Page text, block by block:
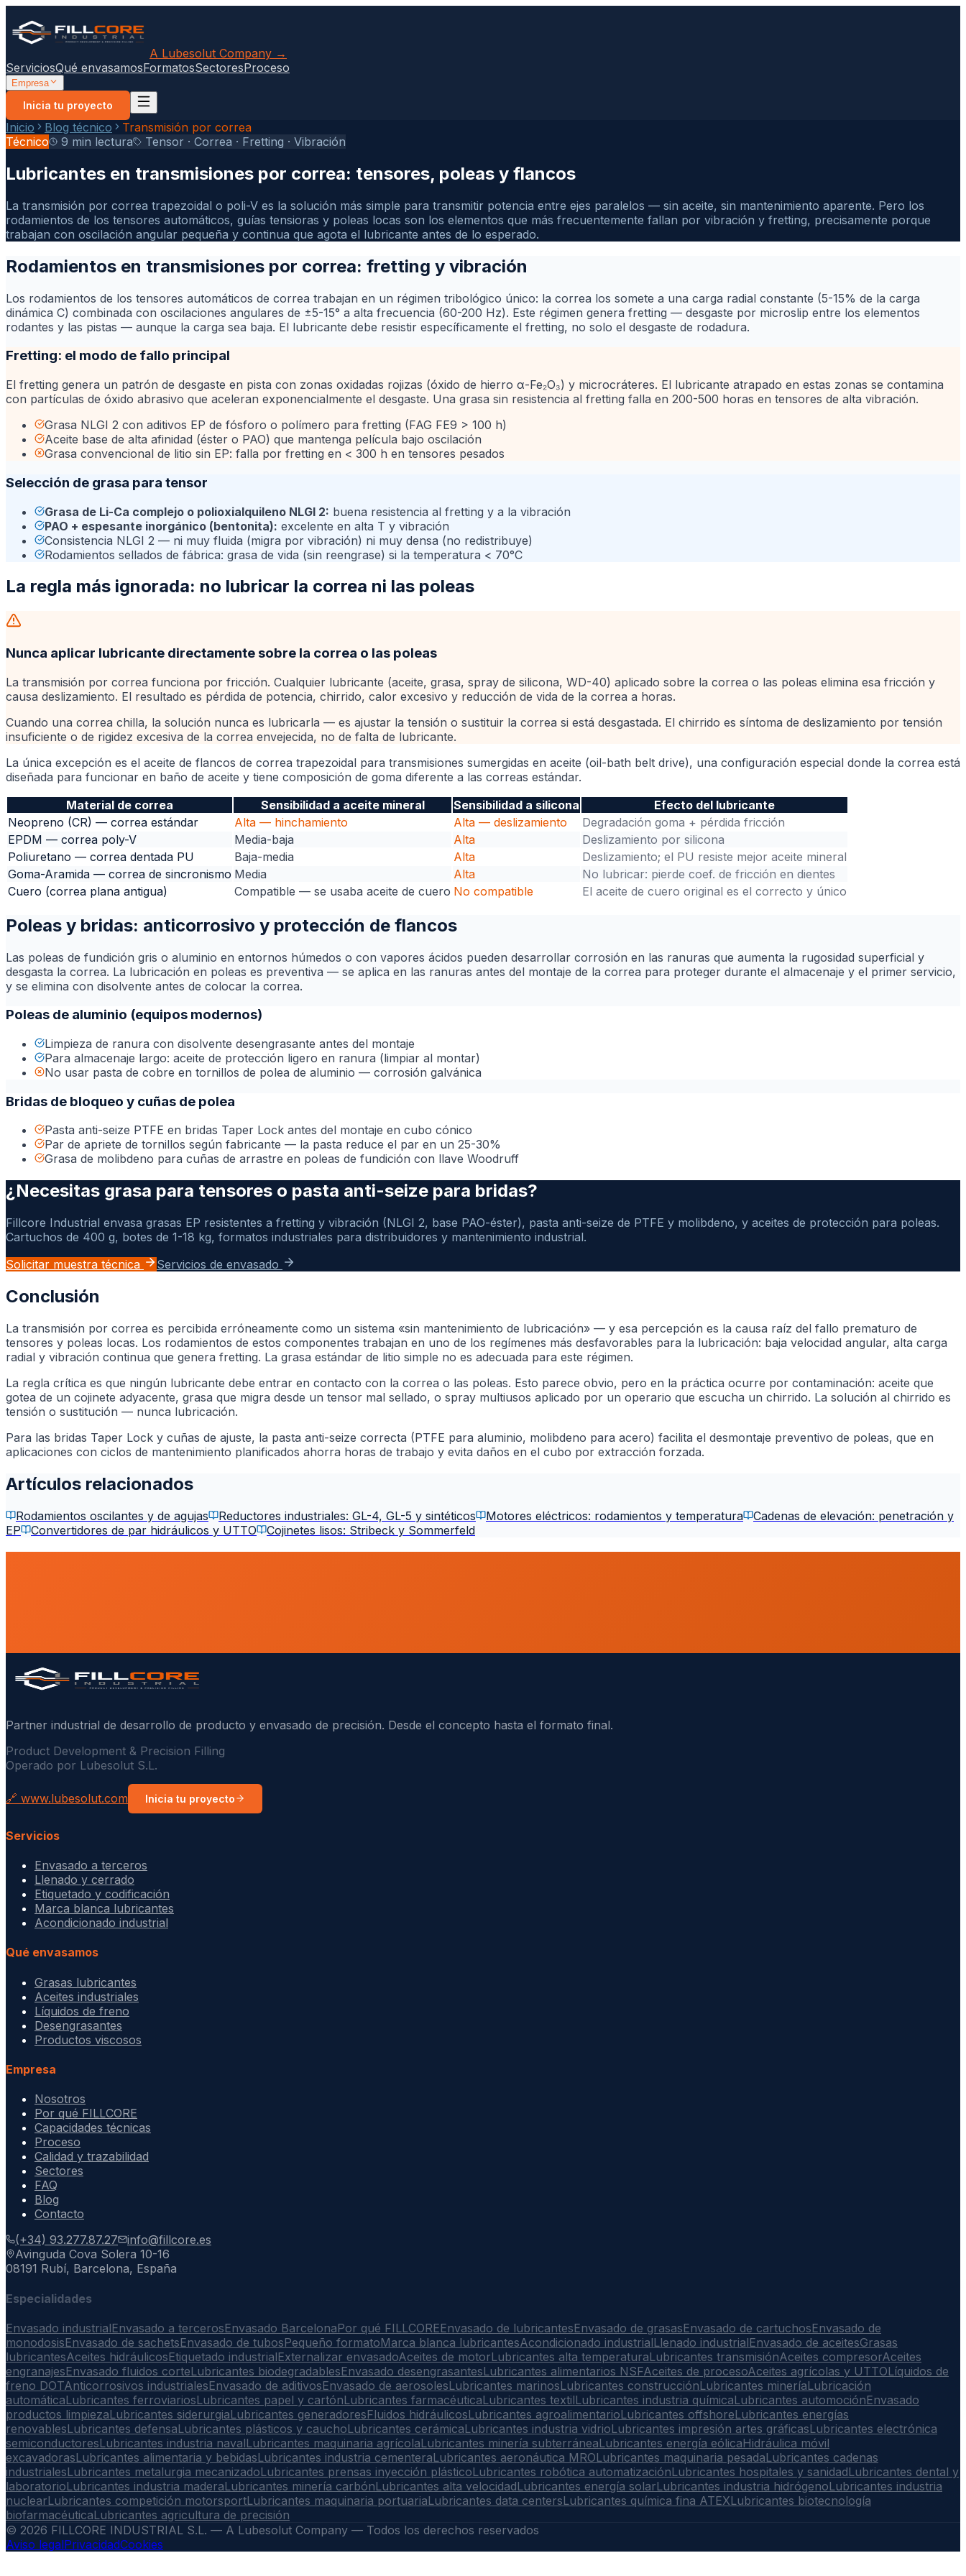
A Lubesolut Company →
ServiciosQué envasamosFormatosSectoresProceso
Empresa
Inicia tu proyecto
Inicio Blog técnico
Transmisión por correa
Técnico
9 min lectura Tensor · Correa · Fretting · Vibración
Lubricantes en transmisiones por correa: tensores, poleas y flancos
La transmisión por correa trapezoidal o poli-V es la solución más simple para transmitir potencia entre ejes paralelos — sin aceite, sin mantenimiento aparente. Pero los
rodamientos de los tensores automáticos, guías tensioras y poleas locas son los elementos que más frecuentemente fallan por vibración y fretting, precisamente porque
trabajan con oscilación angular pequeña y continua que agota el lubricante antes de lo esperado.
Rodamientos en transmisiones por correa: fretting y vibración
Los rodamientos de los tensores automáticos de correa trabajan en un régimen tribológico único: la correa los somete a una carga radial constante (5-15% de la carga
dinámica C) combinada con oscilaciones angulares de ±5-15° a alta frecuencia (60-200 Hz). Este régimen genera fretting — desgaste por microslip entre los elementos
rodantes y las pistas — aunque la carga sea baja. El lubricante debe resistir específicamente el fretting, no solo el desgaste de rodadura.
Fretting: el modo de fallo principal
El fretting genera un patrón de desgaste en pista con zonas oxidadas rojizas (óxido de hierro α-Fe₂O₃) y microcráteres. El lubricante atrapado en estas zonas se contamina
con partículas de óxido abrasivo que aceleran exponencialmente el desgaste. Una grasa sin resistencia al fretting falla en 200-500 horas en tensores de alta vibración.
Grasa NLGI 2 con aditivos EP de fósforo o polímero para fretting (FAG FE9 > 100 h)
Aceite base de alta afinidad (éster o PAO) que mantenga película bajo oscilación
Grasa convencional de litio sin EP: falla por fretting en < 300 h en tensores pesados
Selección de grasa para tensor
Grasa de Li-Ca complejo o polioxialquileno NLGI 2: buena resistencia al fretting y a la vibración
PAO + espesante inorgánico (bentonita): excelente en alta T y vibración
Consistencia NLGI 2 — ni muy fluida (migra por vibración) ni muy densa (no redistribuye)
Rodamientos sellados de fábrica: grasa de vida (sin reengrase) si la temperatura < 70°C
La regla más ignorada: no lubricar la correa ni las poleas
Nunca aplicar lubricante directamente sobre la correa o las poleas
La transmisión por correa funciona por fricción. Cualquier lubricante (aceite, grasa, spray de silicona, WD-40) aplicado sobre la correa o las poleas elimina esa fricción y
causa deslizamiento. El resultado es pérdida de potencia, chirrido, calor excesivo y reducción de vida de la correa a horas.
Cuando una correa chilla, la solución nunca es lubricarla — es ajustar la tensión o sustituir la correa si está desgastada. El chirrido es síntoma de deslizamiento por tensión
insuficiente o de rigidez excesiva de la correa envejecida, no de falta de lubricante.
La única excepción es el aceite de flancos de correa trapezoidal para transmisiones sumergidas en aceite (oil-bath belt drive), una configuración especial donde la correa está
diseñada para funcionar en baño de aceite y tiene composición de goma diferente a las correas estándar.
Material de correa
Sensibilidad a aceite mineral Sensibilidad a silicona
Efecto del lubricante
Neopreno (CR) — correa estándar
Alta — hinchamiento Alta — deslizamiento
Degradación goma + pérdida fricción
EPDM — correa poly-V
Media-baja Alta
Deslizamiento por silicona
Poliuretano — correa dentada PU
Baja-media Alta
Deslizamiento; el PU resiste mejor aceite mineral
Goma-Aramida — correa de sincronismo Media Alta
No lubricar: pierde coef. de fricción en dientes
Cuero (correa plana antigua)
Compatible — se usaba aceite de cuero No compatible El aceite de cuero original es el correcto y único
Poleas y bridas: anticorrosivo y protección de flancos
Las poleas de fundición gris o aluminio en entornos húmedos o con vapores ácidos pueden desarrollar corrosión en las ranuras que aumenta la rugosidad superficial y
desgasta la correa. La lubricación en poleas es preventiva — se aplica en las ranuras antes del montaje de la correa para proteger durante el almacenaje y el primer servicio,
y se elimina con disolvente antes de colocar la correa.
Poleas de aluminio (equipos modernos)
Limpieza de ranura con disolvente desengrasante antes del montaje
Para almacenaje largo: aceite de protección ligero en ranura (limpiar al montar)
No usar pasta de cobre en tornillos de polea de aluminio — corrosión galvánica
Bridas de bloqueo y cuñas de polea
Pasta anti-seize PTFE en bridas Taper Lock antes del montaje en cubo cónico
Par de apriete de tornillos según fabricante — la pasta reduce el par en un 25-30%
Grasa de molibdeno para cuñas de arrastre en poleas de fundición con llave Woodruff
¿Necesitas grasa para tensores o pasta anti-seize para bridas?
Fillcore Industrial envasa grasas EP resistentes a fretting y vibración (NLGI 2, base PAO-éster), pasta anti-seize de PTFE y molibdeno, y aceites de protección para poleas.
Cartuchos de 400 g, botes de 1-18 kg, formatos industriales para distribuidores y mantenimiento industrial.
Solicitar muestra técnica
Servicios de envasado
Conclusión
La transmisión por correa es percibida erróneamente como un sistema «sin mantenimiento de lubricación» — y esa percepción es la causa raíz del fallo prematuro de
tensores y poleas locas. Los rodamientos de estos componentes trabajan en uno de los regímenes más desfavorables para la lubricación: baja velocidad angular, alta carga
radial y vibración continua que genera fretting. La grasa estándar de litio simple no es adecuada para este régimen.
La regla crítica es que ningún lubricante debe entrar en contacto con la correa o las poleas. Esto parece obvio, pero en la práctica ocurre por contaminación: aceite que
gotea de un cojinete adyacente, grasa que migra desde un tensor mal sellado, o spray multiusos aplicado por un operario que escucha un chirrido. La solución al chirrido es
tensión o sustitución — nunca lubricación.
Para las bridas Taper Lock y cuñas de ajuste, la pasta anti-seize correcta (PTFE para aluminio, molibdeno para acero) facilita el desmontaje preventivo de poleas, que en
aplicaciones con ciclos de mantenimiento planificados ahorra horas de trabajo y evita daños en el cubo por extracción forzada.
Artículos relacionados
Rodamientos oscilantes y de agujas Reductores industriales: GL-4, GL-5 y sintéticos Motores eléctricos: rodamientos y temperatura
Cadenas de elevación: penetración y
EP
Convertidores de par hidráulicos y UTTO Cojinetes lisos: Stribeck y Sommerfeld
Partner industrial de desarrollo de producto y envasado de precisión. Desde el concepto hasta el formato final.
Product Development & Precision Filling
Operado por Lubesolut S.L.
🔗 www.lubesolut.com Inicia tu proyecto
Servicios
Envasado a terceros
Llenado y cerrado
Etiquetado y codificación
Marca blanca lubricantes
Acondicionado industrial
Qué envasamos
Grasas lubricantes
Aceites industriales
Líquidos de freno
Desengrasantes
Productos viscosos
Empresa
Nosotros
Por qué FILLCORE
Capacidades técnicas
Proceso
Calidad y trazabilidad
Sectores
FAQ
Blog
Contacto
(+34) 93.277.87.27
info@fillcore.es
Avinguda Cova Solera 10-16
08191 Rubí, Barcelona, España
Especialidades
Envasado industrialEnvasado a tercerosEnvasado BarcelonaPor qué FILLCOREEnvasado de lubricantesEnvasado de grasasEnvasado de cartuchosEnvasado de
monodosisEnvasado de sachetsEnvasado de tubosPequeño formatoMarca blanca lubricantesAcondicionado industrialLlenado industrialEnvasado de aceitesGrasas
lubricantesAceites hidráulicosEtiquetado industrialExternalizar envasadoAceites de motorLubricantes alta temperaturaLubricantes transmisiónAceites compresorAceites
engranajesEnvasado fluidos corteLubricantes biodegradablesEnvasado desengrasantesLubricantes alimentarios NSFAceites de procesoAceites agrícolas y UTTOLíquidos de
freno DOTAnticorrosivos industrialesEnvasado de aditivosEnvasado de aerosolesLubricantes marinosLubricantes construcciónLubricantes mineríaLubricación
automáticaLubricantes ferroviariosLubricantes papel y cartónLubricantes farmacéuticaLubricantes textilLubricantes industria químicaLubricantes automociónEnvasado
productos limpiezaLubricantes siderurgiaLubricantes generadoresFluidos hidráulicosLubricantes agroalimentarioLubricantes offshoreLubricantes energías
renovablesLubricantes defensaLubricantes plásticos y cauchoLubricantes cerámicaLubricantes industria vidrioLubricantes impresión artes gráficasLubricantes electrónica
semiconductoresLubricantes industria navalLubricantes maquinaria agrícolaLubricantes minería subterráneaLubricantes energía eólicaHidráulica móvil
excavadorasLubricantes alimentaria y bebidasLubricantes industria cementeraLubricantes aeronáutica MROLubricantes maquinaria pesadaLubricantes cadenas
industrialesLubricantes metalurgia mecanizadoLubricantes prensas inyección plásticoLubricantes robótica automatizaciónLubricantes hospitales y sanidadLubricantes dental y
laboratorioLubricantes industria maderaLubricantes minería carbónLubricantes alta velocidadLubricantes energía solarLubricantes industria hidrógenoLubricantes industria
nuclearLubricantes competición motorsportLubricantes maquinaria portuariaLubricantes data centersLubricantes química fina ATEXLubricantes biotecnología
biofarmacéuticaLubricantes agricultura de precisión
© 2026 FILLCORE INDUSTRIAL S.L. — A Lubesolut Company — Todos los derechos reservados
Aviso legalPrivacidadCookies